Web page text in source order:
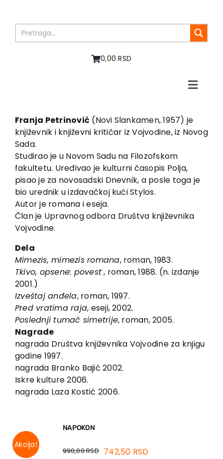
content
0,00 RSD
Toggle
O nama
Knjige
U pripremi
Akcija
Autori
Vesti
EU PROJEKTI
Kontakt
Franja Petrinović (Novi Slankamen, 1957) je
književnik i književni kritičar iz Vojvodine, iz Novog
Sada.
Studirao je u Novom Sadu na Filozofskom
fakultetu. Uređivao je kulturni časopis Polja,
pisao je za novosadski Dnevnik, a posle toga je
bio urednik u izdavačkoj kući Stylos.
Autor je romana i eseja.
Član je Upravnog odbora Društva književnika
Vojvodine.
Dela
Mimezis, mimezis romana, roman, 1983.
Tkivo, opsene: povest, roman, 1988. (n. izdanje
2001.)
Izveštaj anđela, roman, 1997.
Pred vratima raja, eseji, 2002.
Poslednji tumač simetrije, roman, 2005.
Nagrade
nagrada Društva književnika Vojvodine za knjigu
godine 1997.
nagrada Branko Bajić 2002.
Iskre kulture 2006.
nagrada Laza Kostić 2006.
Akcija!
NAPOKON
990,00RSD 742,50 RSD